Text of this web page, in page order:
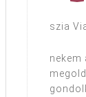
szia
nekem